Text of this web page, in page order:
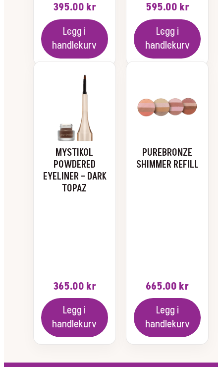
395.00 kr
Legg i
handlekurv
595.00 kr
Legg i
handlekurv
MYSTIKOL
POWDERED
EYELINER – DARK
TOPAZ
365.00 kr
Legg i
handlekurv
PUREBRONZE
SHIMMER REFILL
665.00 kr
Legg i
handlekurv
flere
varianter.
velges
på